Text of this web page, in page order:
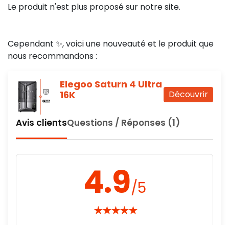
Le produit n'est plus proposé sur notre site.
Cependant ✨, voici une nouveauté et le produit que
nous recommandons :
Découvrir
Elegoo Saturn 4 Ultra
16K
Avis clientsQuestions / Réponses (1)
4.9/5
★★★★★